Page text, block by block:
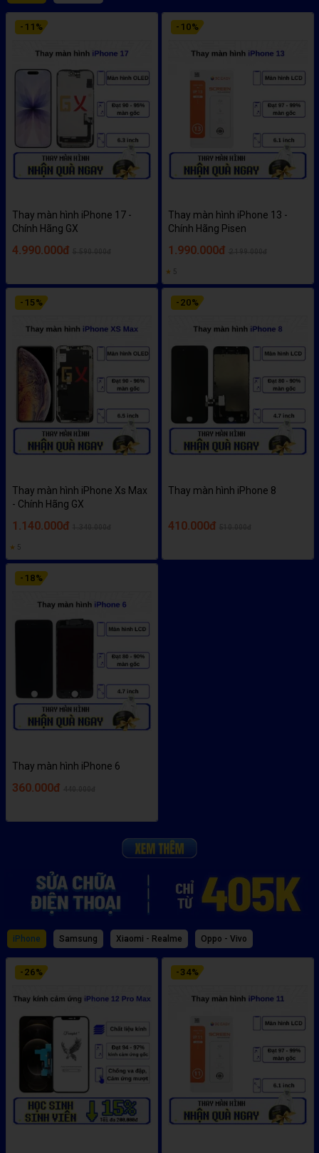
- 11 %
Thay màn hình iPhone 17 -
Chính Hãng GX
4.990.000đ
- 10%
Thay màn hình iPhone 13 -
Chính Hãng Pisen
1.990.000đ
★ 5
- 15%
Thay màn hình iPhone Xs Max
- Chính Hãng GX
1.140.000đ
★ 5
- 20%
Thay màn hình iPhone 8
410.000đ
- 18%
Thay màn hình iPhone 6
360.000đ
iPhone Samsung Xiaomi - Realme Oppo - Vivo
- 26% - 34%